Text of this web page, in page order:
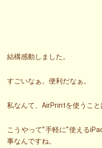
結構感動しました。
すごいなぁ。便利だなぁ。
私なんて、AirPrintを使うこと
こうやって”手軽に”使える
事なんですね。